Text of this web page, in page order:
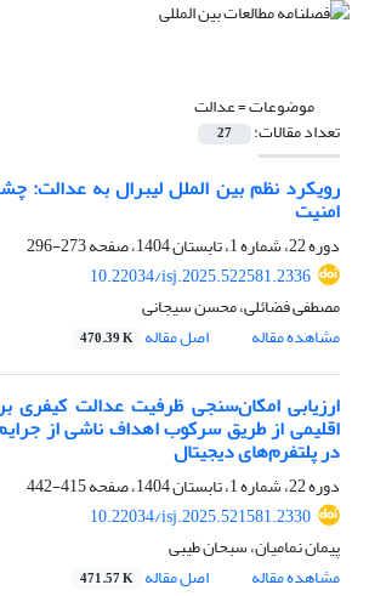
موضوعات =عدالت
تعداد مقالات: 27
رویکرد نظم بین الملل لیبرال به عدالت:
امنیت
دوره 22، شماره 1، تابستان 1404، صفحه
273-296
10.22034/isj.2025.522581.2336
مصطفی فضائلی، محسن سیجانی
مشاهده مقاله
اصل مقاله 470.39 K
ارزیابی امکان‌سنجی ظرفیت عدالت کیفری
اقلیمی از طریق سرکوب اهداف ناشی از
در پلتفرم‌های دیجیتال
دوره 22، شماره 1، تابستان 1404، صفحه
415-442
10.22034/isj.2025.521581.2330
پیمان نمامیان، سبحان طیبی
مشاهده مقاله
اصل مقاله 471.57 K